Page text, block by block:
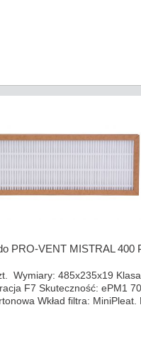
PRO-VENT MISTRAL 400
Wymiary: 485x235x19
F7 Skuteczność: ePM1
Wkład filtra: MiniPleat.